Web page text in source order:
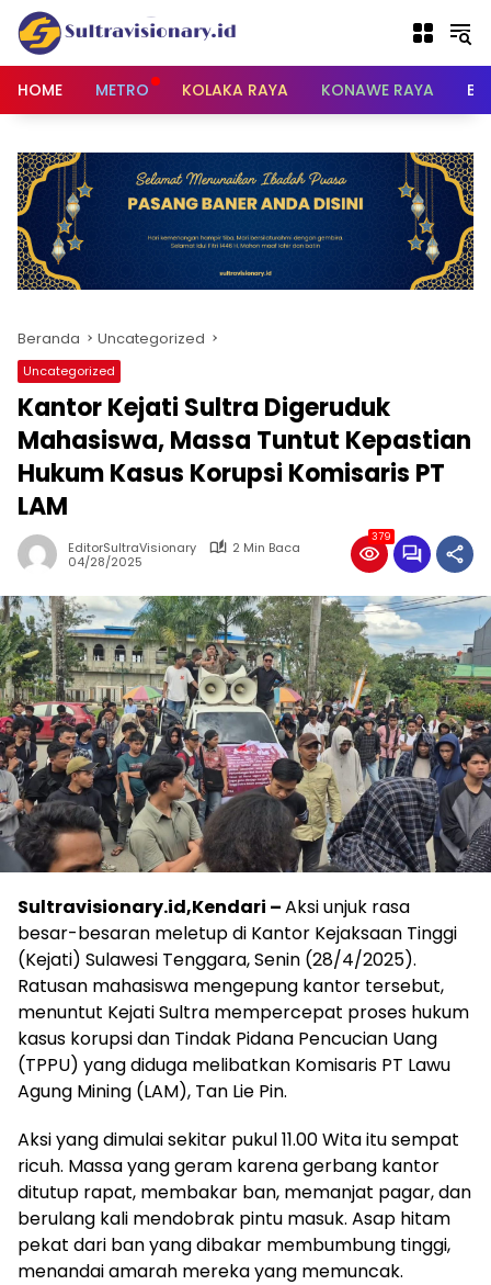
Langsung
konten
HOME
METRO KOLAKA RAYA KONAWE RAYA
Beranda Uncategorized
Uncategorized
Kantor Kejati Sultra Digeruduk
Mahasiswa, Massa Tuntut Kepastian
Hukum Kasus Korupsi Komisaris PT
LAM
EditorSultraVisionary
2 Min Baca
04/28/2025
379
Sultravisionary.id,Kendari –Aksi unjuk rasa
besar-besaran meletup di Kantor Kejaksaan Tinggi
(Kejati) Sulawesi Tenggara, Senin (28/4/2025).
Ratusan mahasiswa mengepung kantor tersebut,
menuntut Kejati Sultra mempercepat proses hukum
kasus korupsi dan Tindak Pidana Pencucian Uang
(TPPU) yang diduga melibatkan Komisaris PT Lawu
Agung Mining (LAM), Tan Lie Pin.
Aksi yang dimulai sekitar pukul 11.00 Wita itu sempat
ricuh. Massa yang geram karena gerbang kantor
ditutup rapat, membakar ban, memanjat pagar, dan
berulang kali mendobrak pintu masuk. Asap hitam
pekat dari ban yang dibakar membumbung tinggi,
menandai amarah mereka yang memuncak.